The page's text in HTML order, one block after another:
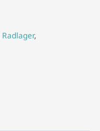
Radlager,